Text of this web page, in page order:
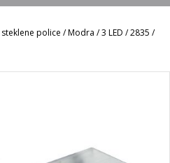
police / Modra / 3 LED / 2835 /